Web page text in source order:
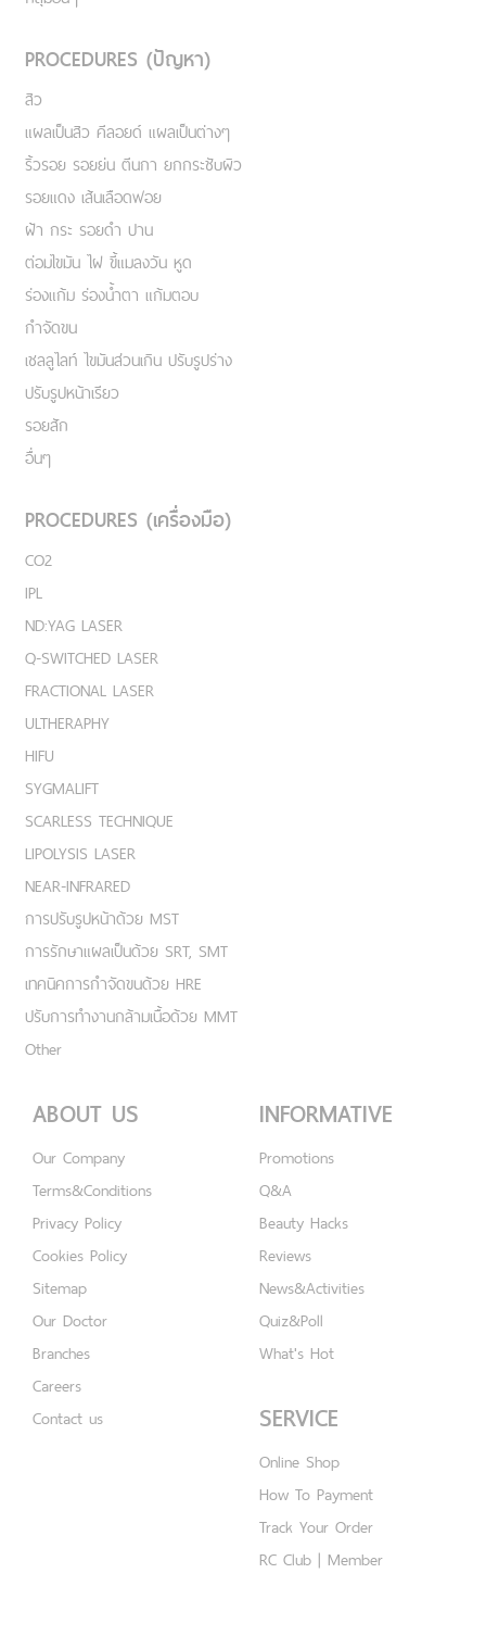
PROCEDURES (ปัญหา)
สิว
แผลเป็นสิว คีลอยด์ แผลเป็นต่างๆ
ริ้วรอย รอยย่น ตีนกา ยกกระชับผิว
รอยแดง เส้นเลือดฟอย
ฝ้า กระ รอยดำ ปาน
ต่อมไขมัน ไฝ ขี้แมลงวัน หูด
ร่องแก้ม ร่องน้ำตา แก้มตอบ
กำจัดขน
เชลลูไลท์ ไขมันส่วนเกิน ปรับรูปร่าง
ปรับรูปหน้าเรียว
รอยสัก
อื่นๆ
PROCEDURES (เครื่องมือ)
CO2
IPL
ND:YAG LASER
Q-SWITCHED LASER
FRACTIONAL LASER
ULTHERAPHY
HIFU
SYGMALIFT
SCARLESS TECHNIQUE
LIPOLYSIS LASER
NEAR-INFRARED
การปรับรูปหน้าด้วย MST
การรักษาแผลเป็นด้วย SRT, SMT
เทคนิคการกำจัดขนด้วย HRE
ปรับการทำงานกล้ามเนื้อด้วย MMT
Other
ABOUT US
Our Company
Terms&Conditions
Privacy Policy
Cookies Policy
Sitemap
Our Doctor
Branches
Careers
Contact us
INFORMATIVE
Promotions
Q&A
Beauty Hacks
Reviews
News&Activities
Quiz&Poll
What's Hot
SERVICE
Online Shop
How To Payment
Track Your Order
RC Club | Member